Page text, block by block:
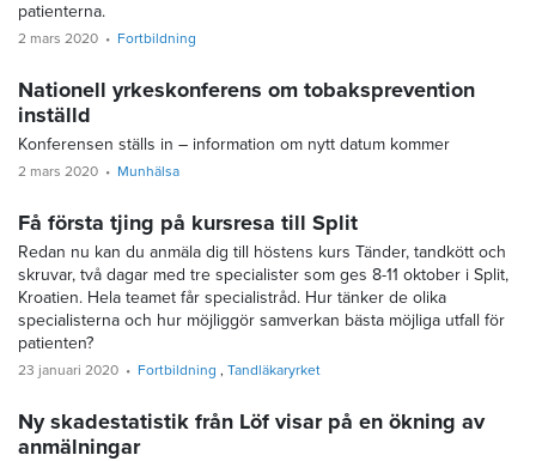
patienterna.
2 mars 2020 Fortbildning
Nationell yrkeskonferens om tobaksprevention
inställd
Konferensen ställs in – information om nytt datum kommer
2 mars 2020 Munhälsa
Få första tjing på kursresa till Split
Redan nu kan du anmäla dig till höstens kurs Tänder, tandkött och
skruvar, två dagar med tre specialister som ges 8-11 oktober i Split,
Kroatien. Hela teamet får specialistråd. Hur tänker de olika
specialisterna och hur möjliggör samverkan bästa möjliga utfall för
patienten?
23 januari 2020 Fortbildning Tandläkaryrket
Ny skadestatistik från Löf visar på en ökning av
anmälningar